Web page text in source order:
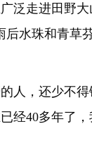
走进田野大
后水珠和青草
，还少不得
经40多年了